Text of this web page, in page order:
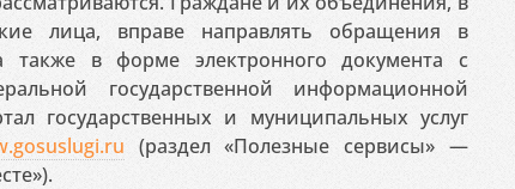
лица, вправе направлять обращения в
в форме электронного документа с
государственной информационной
государственных и муниципальных услуг
(раздел «Полезные сервисы» —